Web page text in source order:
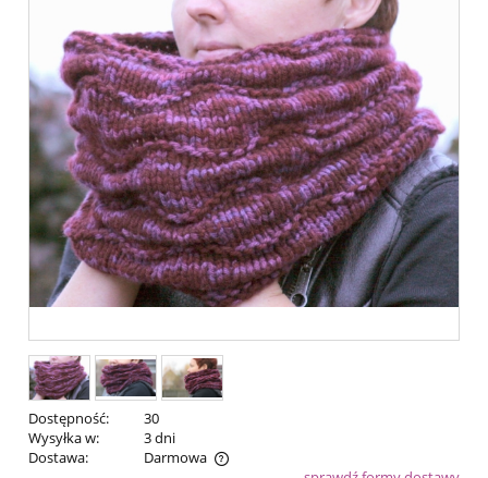
Dostępność:
30
Wysyłka w:
3 dni
Dostawa:
Darmowa